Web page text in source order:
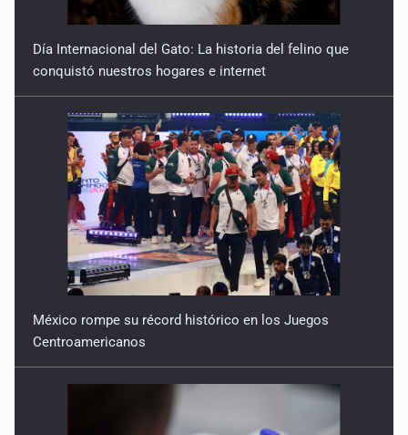
Día Internacional del Gato: La historia del felino que
conquistó nuestros hogares e internet
México rompe su récord histórico en los Juegos
Centroamericanos